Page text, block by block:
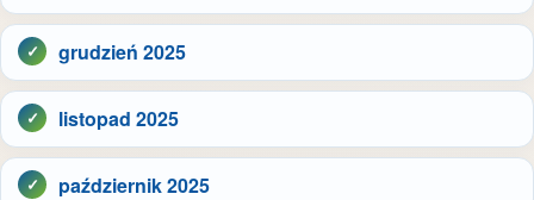
grudzień 2025
listopad 2025
październik 2025